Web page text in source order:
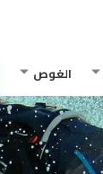
الغوص